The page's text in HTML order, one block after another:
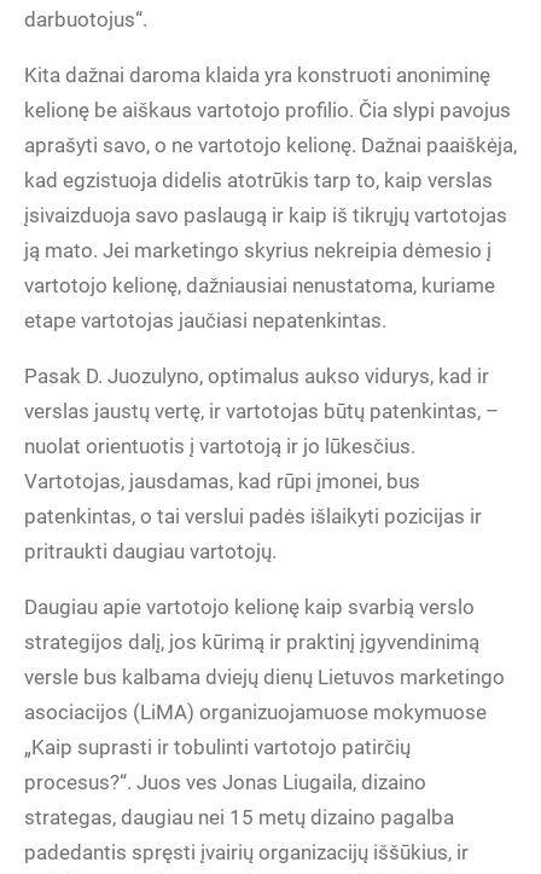
darbuotojus“.
Kita dažnai daroma klaida yra konstruoti anoniminę
kelionę be aiškaus vartotojo profilio. Čia slypi pavojus
aprašyti savo, o ne vartotojo kelionę. Dažnai paaiškėja,
kad egzistuoja didelis atotrūkis tarp to, kaip verslas
įsivaizduoja savo paslaugą ir kaip iš tikrųjų vartotojas
ją mato. Jei marketingo skyrius nekreipia dėmesio į
vartotojo kelionę, dažniausiai nenustatoma, kuriame
etape vartotojas jaučiasi nepatenkintas.
Pasak D. Juozulyno, optimalus aukso vidurys, kad ir
verslas jaustų vertę, ir vartotojas būtų patenkintas, –
nuolat orientuotis į vartotoją ir jo lūkesčius.
Vartotojas, jausdamas, kad rūpi įmonei, bus
patenkintas, o tai verslui padės išlaikyti pozicijas ir
pritraukti daugiau vartotojų.
Daugiau apie vartotojo kelionę kaip svarbią verslo
strategijos dalį, jos kūrimą ir praktinį įgyvendinimą
versle bus kalbama dviejų dienų Lietuvos marketingo
asociacijos (LiMA) organizuojamuose mokymuose
„Kaip suprasti ir tobulinti vartotojo patirčių
procesus?“. Juos ves Jonas Liugaila, dizaino
strategas, daugiau nei 15 metų dizaino pagalba
padedantis spręsti įvairių organizacijų iššūkius, ir